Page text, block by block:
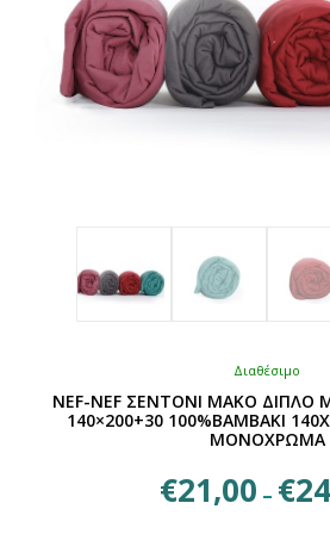
του
Διαθέσιμο
NEF-NEF ΣΕΝΤΟΝΙ ΜΑΚΟ ΔΙΠΛΟ
140×200+30 100%ΒΑΜΒΑΚΙ
ΜΟΝΟΧΡΩΜΑ
€21,00 – €